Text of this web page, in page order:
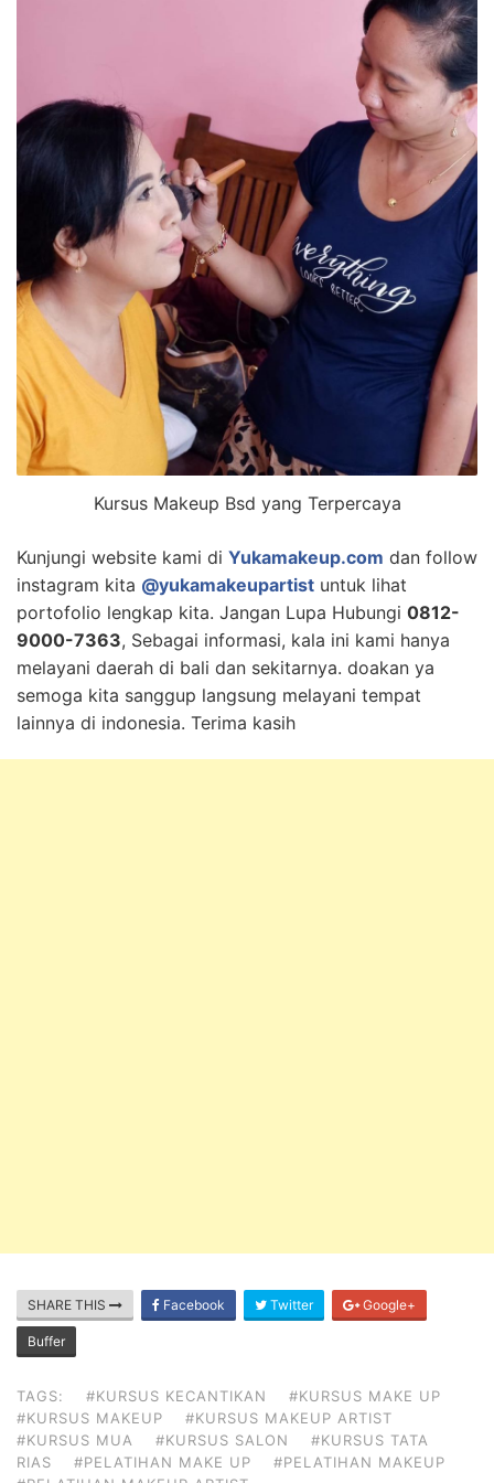
Kursus Makeup Bsd yang Terpercaya
Kunjungi website kami di Yukamakeup.com dan follow
instagram kita @yukamakeupartist untuk lihat
portofolio lengkap kita. Jangan Lupa Hubungi 0812-
9000-7363, Sebagai informasi, kala ini kami hanya
melayani daerah di bali dan sekitarnya. doakan ya
semoga kita sanggup langsung melayani tempat
lainnya di indonesia. Terima kasih
SHARE THIS Facebook Twitter Google+
Buffer
TAGS: #KURSUS KECANTIKAN
#KURSUS MAKE UP
#KURSUS MAKEUP
#KURSUS MAKEUP ARTIST
#KURSUS MUA
#KURSUS SALON
#KURSUS TATA
RIAS
#PELATIHAN MAKE UP
#PELATIHAN MAKEUP